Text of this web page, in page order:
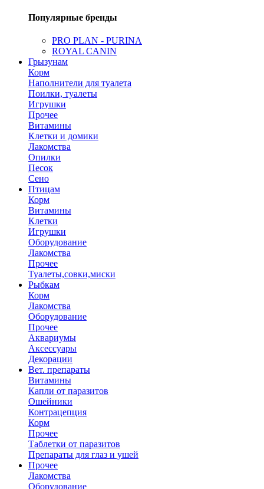
Популярные бренды
PRO PLAN - PURINA
ROYAL CANIN
Грызунам
Корм
Наполнители для туалета
Поилки, туалеты
Игрушки
Прочее
Витамины
Клетки и домики
Лакомства
Опилки
Песок
Сено
Птицам
Корм
Витамины
Клетки
Игрушки
Оборудование
Лакомства
Прочее
Туалеты,совки,миски
Рыбкам
Корм
Лакомства
Оборудование
Прочее
Аквариумы
Аксессуары
Декорации
Вет. препараты
Витамины
Капли от паразитов
Ошейники
Контрацепция
Корм
Прочее
Таблетки от паразитов
Препараты для глаз и ушей
Прочее
Лакомства
Оборудование